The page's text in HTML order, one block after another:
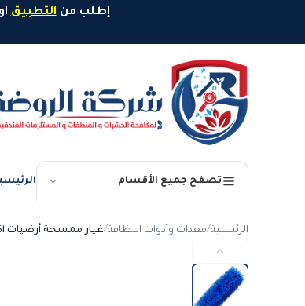
إطلب منالتطبيق او
تصفح جميع الأقسام
الرئيسية/معدات وأدوات النظافة/غيار ممسحة أرضيات